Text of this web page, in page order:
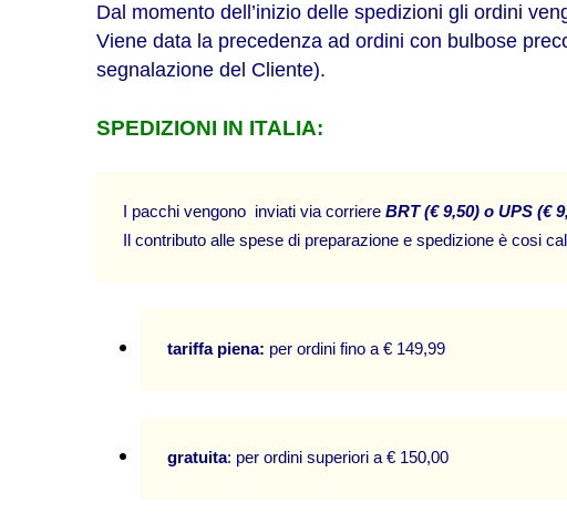
Dal momento dell’inizio delle spedizioni gli ordini
Viene data la precedenza ad ordini con bulbose
segnalazione del Cliente).
SPEDIZIONI IN ITALIA:
I pacchi vengono  inviati via corriere BRT (€ 9,50) o UPS (€
Il contributo alle spese di preparazione e spedizione è cosi
tariffa piena: per ordini fino a € 149,99
gratuita: per ordini superiori a € 150,00